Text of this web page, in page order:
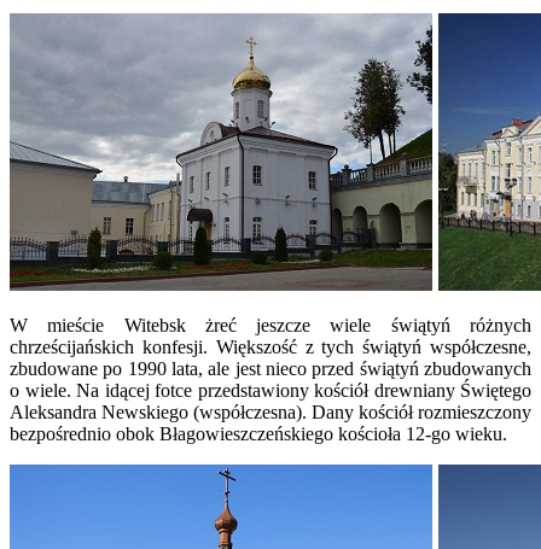
W mieście Witebsk żreć jeszcze wiele świątyń różnych
chrześcijańskich konfesji. Większość z tych świątyń współczesne,
zbudowane po 1990 lata, ale jest nieco przed świątyń zbudowanych
o wiele. Na idącej fotce przedstawiony kościół drewniany Świętego
Aleksandra Newskiego (współczesna). Dany kościół rozmieszczony
bezpośrednio obok Błagowieszczeńskiego kościoła 12-go wieku.